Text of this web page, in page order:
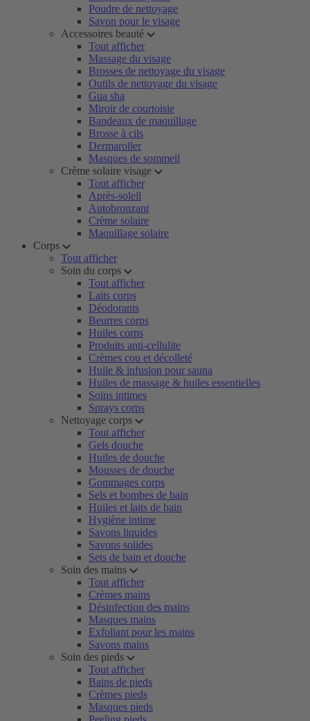
Poudre de nettoyage
Savon pour le visage
Accessoires beauté
Tout afficher
Massage du visage
Brosses de nettoyage du visage
Outils de nettoyage du visage
Gua sha
Miroir de courtoisie
Bandeaux de maquillage
Brosse à cils
Dermaroller
Masques de sommeil
Crème solaire visage
Tout afficher
Après-soleil
Autobronzant
Crème solaire
Maquillage solaire
Corps
Tout afficher
Soin du corps
Tout afficher
Laits corps
Déodorants
Beurres corps
Huiles corps
Produits anti-cellulite
Crèmes cou et décolleté
Huile & infusion pour sauna
Huiles de massage & huiles essentielles
Soins intimes
Sprays corps
Nettoyage corps
Tout afficher
Gels douche
Huiles de douche
Mousses de douche
Gommages corps
Sels et bombes de bain
Huiles et laits de bain
Hygiène intime
Savons liquides
Savons solides
Sets de bain et douche
Soin des mains
Tout afficher
Crèmes mains
Désinfection des mains
Masques mains
Exfoliant pour les mains
Savons mains
Soin des pieds
Tout afficher
Bains de pieds
Crèmes pieds
Masques pieds